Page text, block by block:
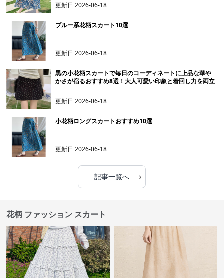
更新日2026-06-18
ブルー系花柄スカート10選
更新日2026-06-18
黒の小花柄スカートで毎日のコーディネートに上品な華や
かさが宿るおすすめ8選！大人可愛い印象と着回し力を両立
更新日2026-06-18
小花柄ロングスカートおすすめ10選
更新日2026-06-18
記事一覧へ ›
花柄 ファッション スカート